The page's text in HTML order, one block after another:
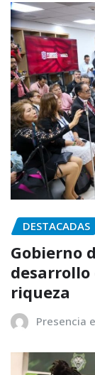
DESTACADAS
Gobierno
riqueza
Presencia